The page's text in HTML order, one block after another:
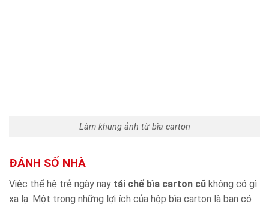
Làm khung ảnh từ bìa carton
ĐÁNH SỐ NHÀ
Việc thế hệ trẻ ngày nay tái chế bìa carton cũ không có gì
xa lạ. Một trong những lợi ích của hộp bìa carton là bạn có